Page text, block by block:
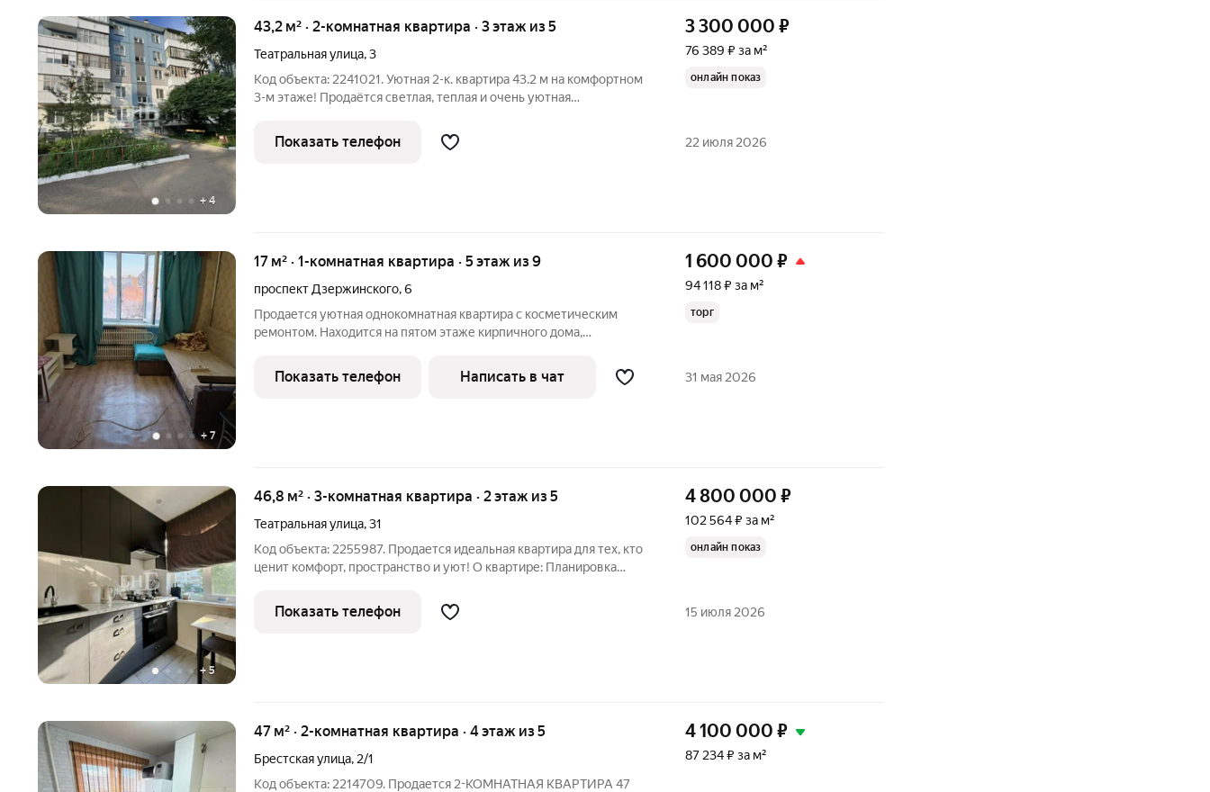
+ 4
43,2 м² · 2-комнатная квартира · 3 этаж из 5
Театральная улица,3
Код объекта: 2241021. Уютная 2-к. квартира 43.2 м на комфортном
3-м этаже! Продаётся светлая, теплая и очень уютная
Идеальный вариант для молодых семей, семей с детьми и тех, кто
ценит комфорт и
3 300 000 ₽
76 389 ₽ за м²
онлайн показ
Показать телефон 22 июля 2026
+ 7
17 м² · 1-комнатная квартира · 5 этаж из 9
проспект Дзержинского,6
Продается уютная однокомнатная квартира с косметическим
ремонтом. Находится на пятом этаже кирпичного дома,
квартире совмещенный санузел, что обеспечивает
дополнительное удобство. Кухня
1 600 000 ₽
94 118 ₽ за м²
торг
Показать телефон Написать в чат 31 мая 2026
+ 5
46,8 м² · 3-комнатная квартира · 2 этаж из 5
Театральная улица,31
Код объекта: 2255987. Продается идеальная квартира для тех, кто
ценит комфорт, пространство и уют! О квартире: Планировка
и две уютные спальни. В квартире выполнен современный
ремонт из
4 800 000 ₽
102 564 ₽ за м²
онлайн показ
Показать телефон 15 июля 2026
47 м² · 2-комнатная квартира · 4 этаж из 5
Брестская улица, 2/1
Код объекта: 2214709. Продается 2-КОМНАТНАЯ КВАРТИРА 47
4 100 000 ₽
87 234 ₽ за м²